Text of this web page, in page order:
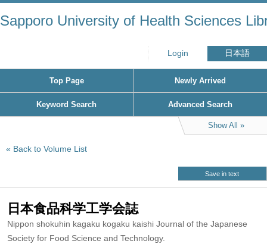
Sapporo University of Health Sciences
Login 日本語
Top Page Newly Arrived
Keyword Search Advanced Search
Show All
Back to Volume List
Save in text
日本食品科学工学会誌
Nippon shokuhin kagaku kogaku kaishi Journal of the Japanese
Society for Food Science and Technology.